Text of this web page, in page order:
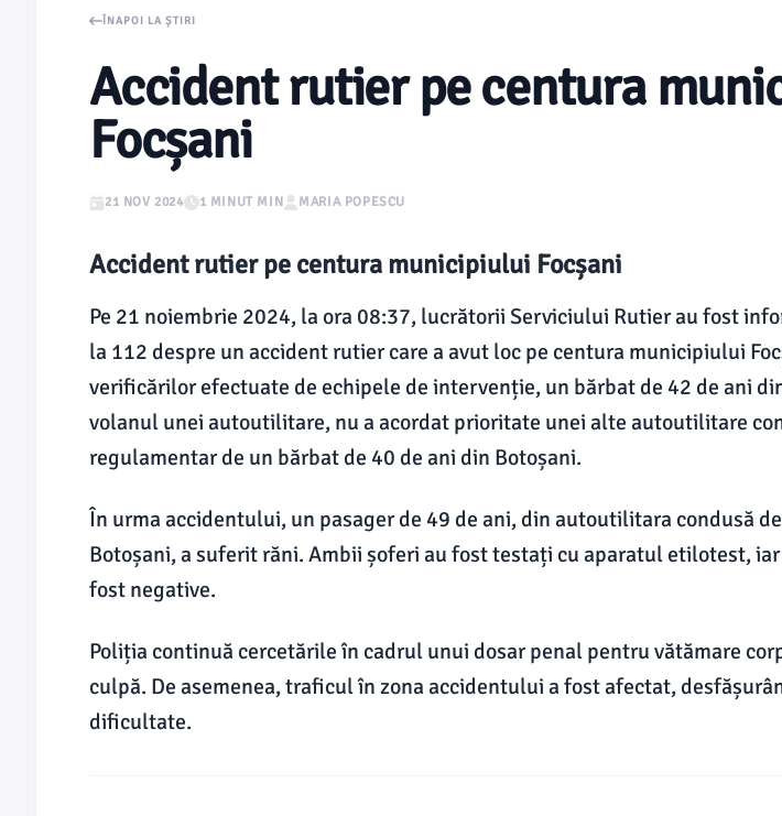
ÎNAPOI LA ȘTIRI
Accident rutier pe centura
Focșani
21 NOV 2024 1 MINUT MIN MARIA POPESCU
Accident rutier pe centura municipiului Focșani
Pe 21 noiembrie 2024, la ora 08:37, lucrătorii Serviciului Rutier au fost
la 112 despre un accident rutier care a avut loc pe centura municipiului
verificărilor efectuate de echipele de intervenție, un bărbat de 42 de ani
volanul unei autoutilitare, nu a acordat prioritate unei alte autoutilitare
regulamentar de un bărbat de 40 de ani din Botoșani.
În urma accidentului, un pasager de 49 de ani, din autoutilitara condusă
Botoșani, a suferit răni. Ambii șoferi au fost testați cu aparatul etilotest,
fost negative.
Poliția continuă cercetările în cadrul unui dosar penal pentru vătămare
culpă. De asemenea, traficul în zona accidentului a fost afectat,
dificultate.